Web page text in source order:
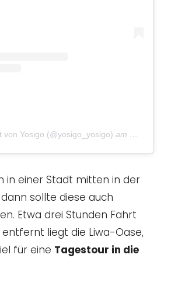
von Yosigo (@yosigo_yosigo) am Okt 17,
in einer Stadt mitten in der
sollte diese auch
Etwa drei Stunden Fahrt
liegt die Liwa-Oase,
für eine Tagestour in die